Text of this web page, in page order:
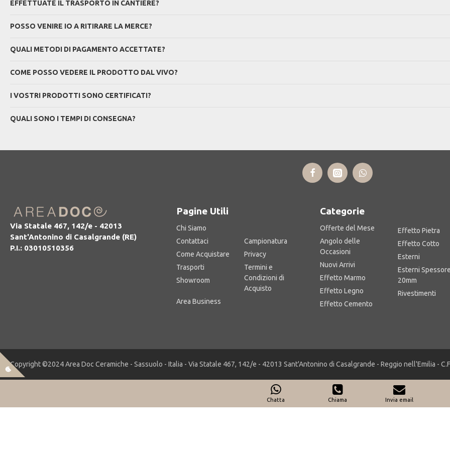
EFFETTUATE IL TRASPORTO IN CANTIERE?
POSSO VENIRE IO A RITIRARE LA MERCE?
QUALI METODI DI PAGAMENTO ACCETTATE?
COME POSSO VEDERE IL PRODOTTO DAL VIVO?
I VOSTRI PRODOTTI SONO CERTIFICATI?
QUALI SONO I TEMPI DI CONSEGNA?
Via Statale 467, 142/e - 42013
Sant'Antonino di Casalgrande (RE)
P.I.: 03010510356
Pagine Utili
Chi Siamo
Contattaci
Come Acquistare
Trasporti
Showroom
Campionatura
Privacy
Termini e
Condizioni di
Acquisto
Categorie
Offerte del Mese
Angolo delle
Occasioni
Nuovi Arrivi
Effetto Marmo
Effetto Legno
Effetto Cemento
Effetto Pietra
Effetto Cotto
Esterni
Esterni Spessore
20mm
Rivestimenti
Copyright ©2024 Area Doc Ceramiche - Sassuolo - Italia - Via Statale 467, 142/e - 42013 Sant'Antonino di Casalgrande - Reggio nell'Emilia -
Chatta Chiama Invia email